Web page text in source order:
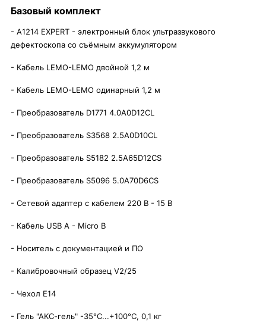
Базовый комплект
- А1214 EXPERT - электронный блок ультразвукового
дефектоскопа со съёмным аккумулятором
- Кабель LEMO-LEMO двойной 1,2 м
- Кабель LEMO-LEMO одинарный 1,2 м
- Преобразователь D1771 4.0A0D12CL
- Преобразователь S3568 2.5A0D10CL
- Преобразователь S5182 2.5A65D12CS
- Преобразователь S5096 5.0A70D6CS
- Сетевой адаптер с кабелем 220 В - 15 В
- Кабель USB A - Micro B
- Носитель с документацией и ПО
- Калибровочный образец V2/25
- Чехол E14
- Гель "АКС-гель" -35°C...+100°C, 0,1 кг